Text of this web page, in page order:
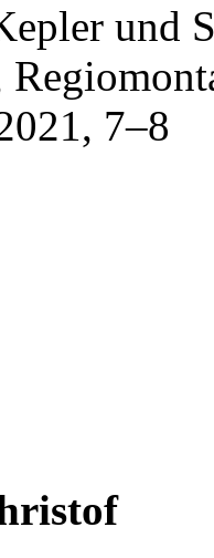
und
7–8